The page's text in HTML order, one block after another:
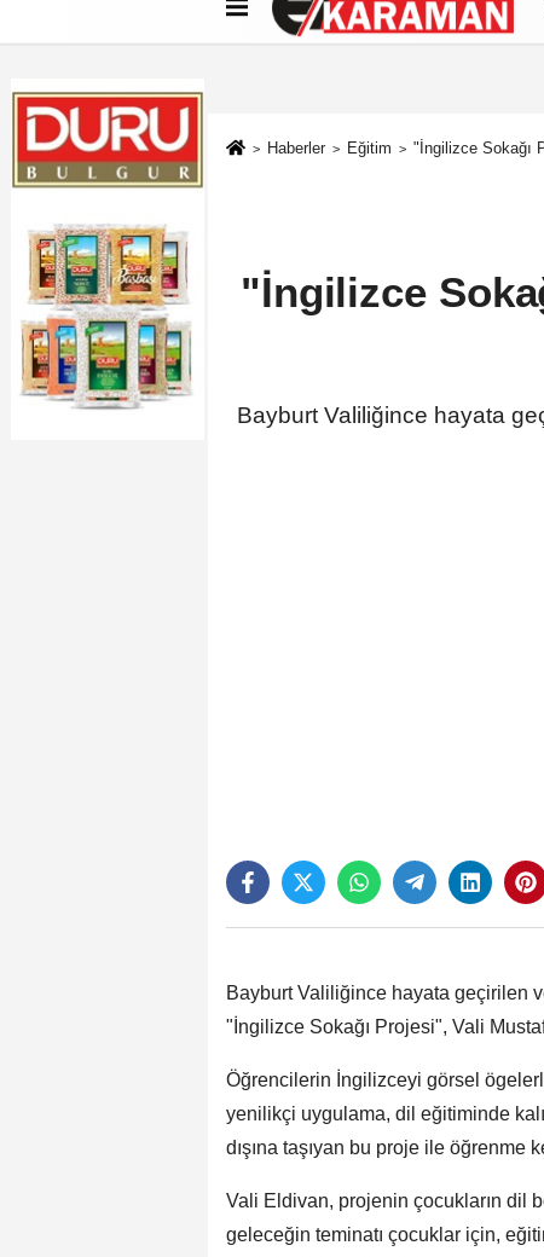
Künye İletişim Çerez Politikası
Haberler Eğitim "İngilizce Sokağı
"İngilizce
Bayburt Valiliğince hayata
Bayburt Valiliğince hayata geçirilen
"İngilizce Sokağı Projesi", Vali
Öğrencilerin İngilizceyi görsel
yenilikçi uygulama, dil eğitiminde
dışına taşıyan bu proje ile öğrenme
Vali Eldivan, projenin çocukların dil
geleceğin teminatı çocuklar için,